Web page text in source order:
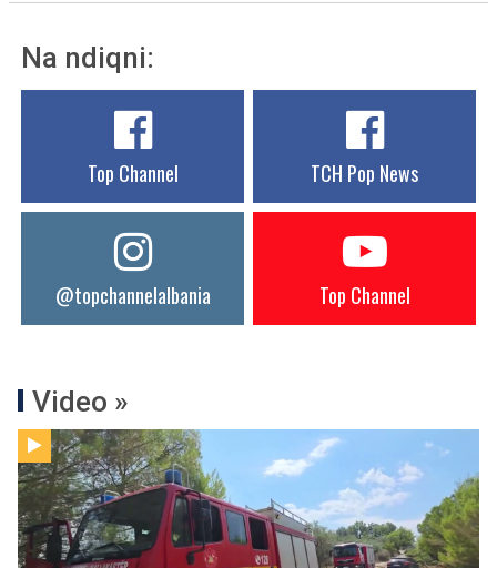
Na ndiqni:
Top Channel TCH Pop News
@topchannelalbania Top Channel
Video »